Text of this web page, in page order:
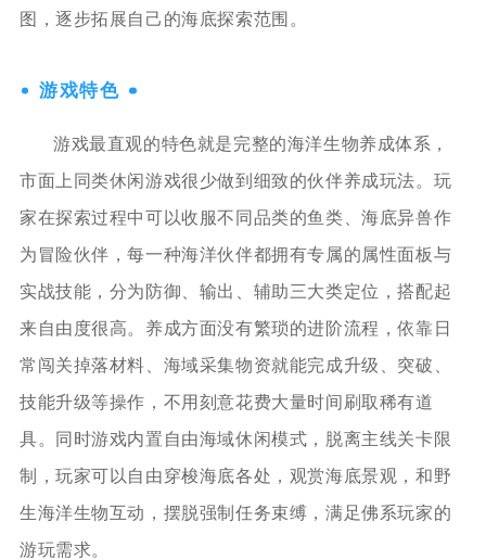
图，逐步拓展自己的海底探索范围。
游戏特色
游戏最直观的特色就是完整的海洋生物养成体系，
市面上同类休闲游戏很少做到细致的伙伴养成玩法。玩
家在探索过程中可以收服不同品类的鱼类、海底异兽作
为冒险伙伴，每一种海洋伙伴都拥有专属的属性面板与
实战技能，分为防御、输出、辅助三大类定位，搭配起
来自由度很高。养成方面没有繁琐的进阶流程，依靠日
常闯关掉落材料、海域采集物资就能完成升级、突破、
技能升级等操作，不用刻意花费大量时间刷取稀有道
具。同时游戏内置自由海域休闲模式，脱离主线关卡限
制，玩家可以自由穿梭海底各处，观赏海底景观，和野
生海洋生物互动，摆脱强制任务束缚，满足佛系玩家的
游玩需求。